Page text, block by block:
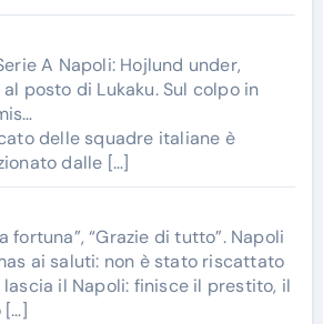
A Napoli: Hojlund under,
al posto di Lukaku. Sul colpo in
delle squadre italiane è
dalle […]
fortuna”, “Grazie di tutto”. Napoli
ai saluti: non è stato riscattato
lascia il Napoli: finisce il prestito, il
[…]